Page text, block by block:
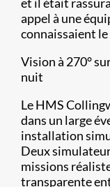
appel à une
connaissaient
Vision à 270°
nuit
Le HMS
dans un large
installation
Deux
missions
transparente